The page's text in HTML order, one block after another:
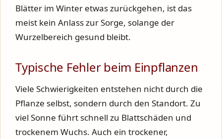
Blätter im Winter etwas zurückgehen, ist das
meist kein Anlass zur Sorge, solange der
Wurzelbereich gesund bleibt.
Typische Fehler beim Einpflanzen
Viele Schwierigkeiten entstehen nicht durch die
Pflanze selbst, sondern durch den Standort. Zu
viel Sonne führt schnell zu Blattschäden und
trockenem Wuchs. Auch ein trockener,